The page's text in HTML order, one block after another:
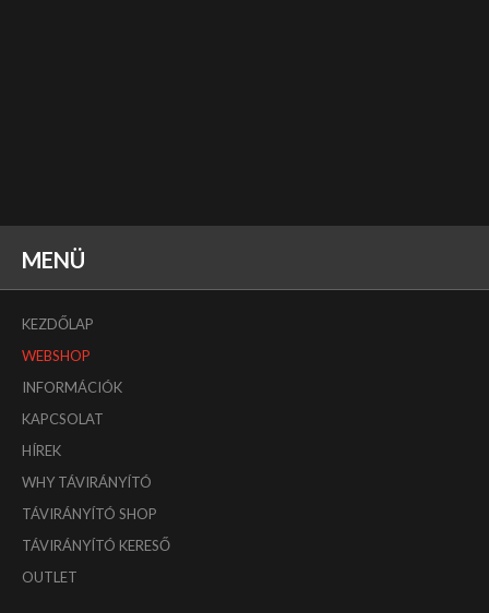
MENÜ
KEZDŐLAP
WEBSHOP
INFORMÁCIÓK
KAPCSOLAT
HÍREK
WHY TÁVIRÁNYÍTÓ
TÁVIRÁNYÍTÓ SHOP
TÁVIRÁNYÍTÓ KERESŐ
OUTLET